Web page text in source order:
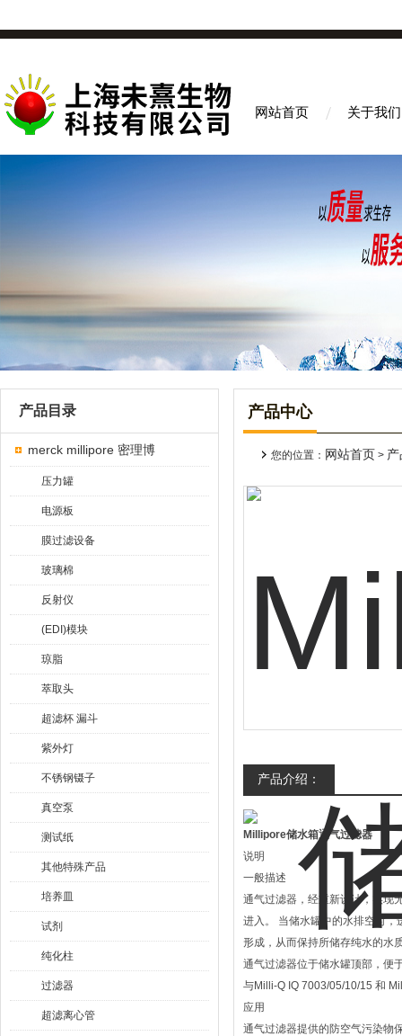
网站首页 关于我们
产品目录
merck millipore 密理博
压力罐
电源板
膜过滤设备
玻璃棉
反射仪
(EDI)模块
琼脂
萃取头
超滤杯 漏斗
紫外灯
不锈钢镊子
真空泵
测试纸
其他特殊产品
培养皿
试剂
纯化柱
过滤器
超滤离心管
产品中心
您的位置： 网站首页 >
产品介绍：
Millipore储水箱通气过滤器
说明
一般描述
通气过滤器，经重新设计，实现
进入。 当储水罐中的水排空时
形成，从而保持所储存纯水的水
通气过滤器位于储水罐顶部，便
与Milli-Q IQ 7003/05/10/15 和
应用
通气过滤器提供的防空气污染物